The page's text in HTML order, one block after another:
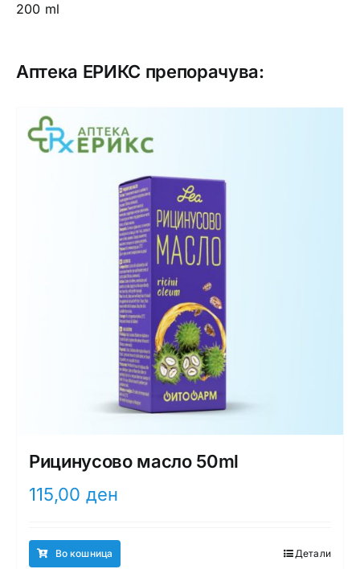
200 ml
Аптека ЕРИКС препорачува:
Рицинусово масло 50ml
115,00 ден
Во кошница Детали